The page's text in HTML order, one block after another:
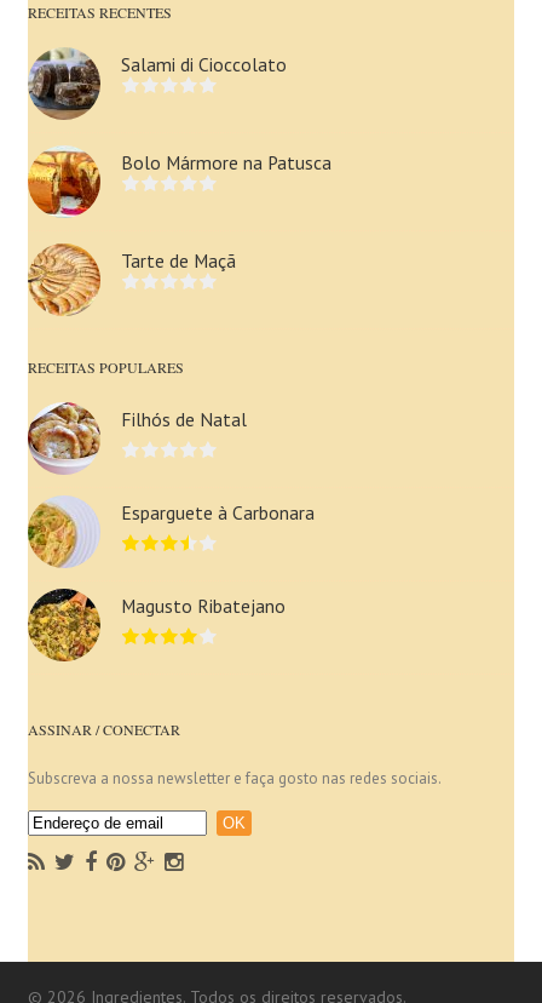
RECEITAS RECENTES
Salami di Cioccolato
Bolo Mármore na Patusca
Tarte de Maçã
RECEITAS POPULARES
Filhós de Natal
Esparguete à Carbonara
Magusto Ribatejano
ASSINAR / CONECTAR
Subscreva a nossa newsletter e faça gosto nas redes sociais.
© 2026 Ingredientes. Todos os direitos reservados.